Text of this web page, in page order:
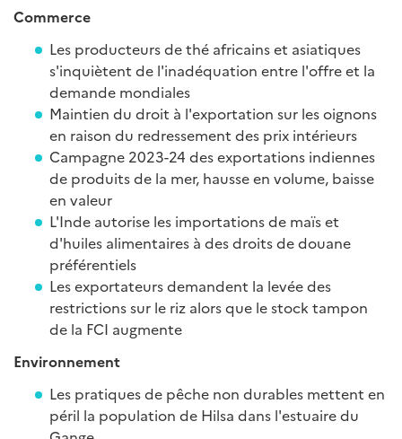
Commerce
Les producteurs de thé africains et asiatiques
s'inquiètent de l'inadéquation entre l'offre et la
demande mondiales
Maintien du droit à l'exportation sur les oignons
en raison du redressement des prix intérieurs
Campagne 2023-24 des exportations indiennes
de produits de la mer, hausse en volume, baisse
en valeur
L'Inde autorise les importations de maïs et
d'huiles alimentaires à des droits de douane
préférentiels
Les exportateurs demandent la levée des
restrictions sur le riz alors que le stock tampon
de la FCI augmente
Environnement
Les pratiques de pêche non durables mettent en
péril la population de Hilsa dans l'estuaire du